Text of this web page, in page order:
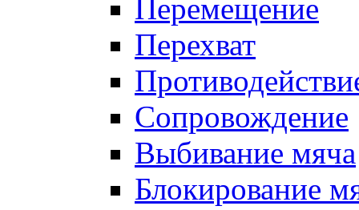
Перемещение
Перехват
Сопровождение
Выбивание мяча
Блокирование